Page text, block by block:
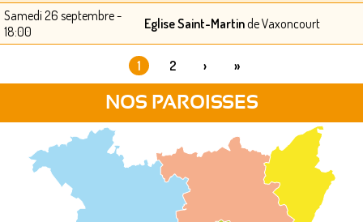
Samedi 26 septembre -
18:00
Eglise Saint-Martinde Vaxoncourt
1 2 › »
NOS PAROISSES